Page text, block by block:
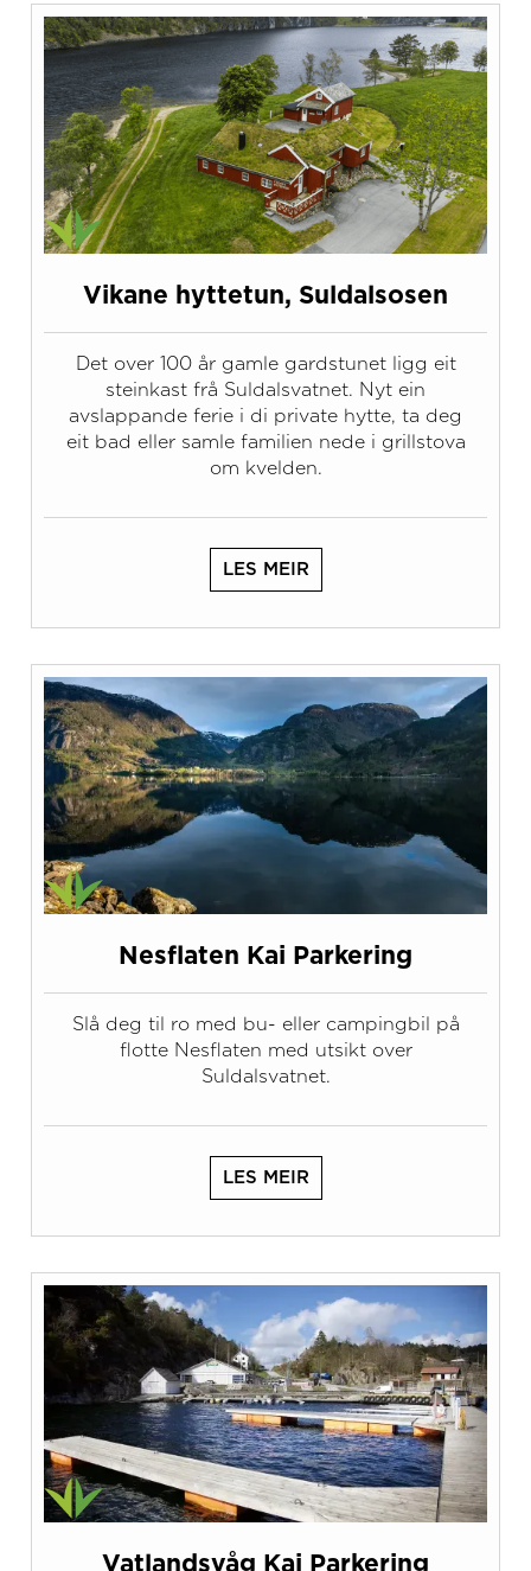
Vikane hyttetun, Suldalsosen
Det over 100 år gamle gardstunet ligg eit
steinkast frå Suldalsvatnet. Nyt ein
avslappande ferie i di private hytte, ta deg
eit bad eller samle familien nede i grillstova
om kvelden.
LES MEIR
Nesflaten Kai Parkering
Slå deg til ro med bu- eller campingbil på
flotte Nesflaten med utsikt over
Suldalsvatnet.
LES MEIR
Vatlandsvåg Kai Parkering